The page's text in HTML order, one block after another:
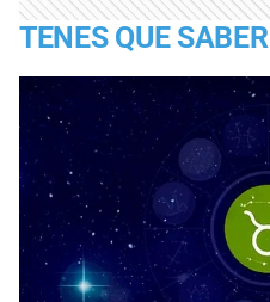
TENES QUE SABER